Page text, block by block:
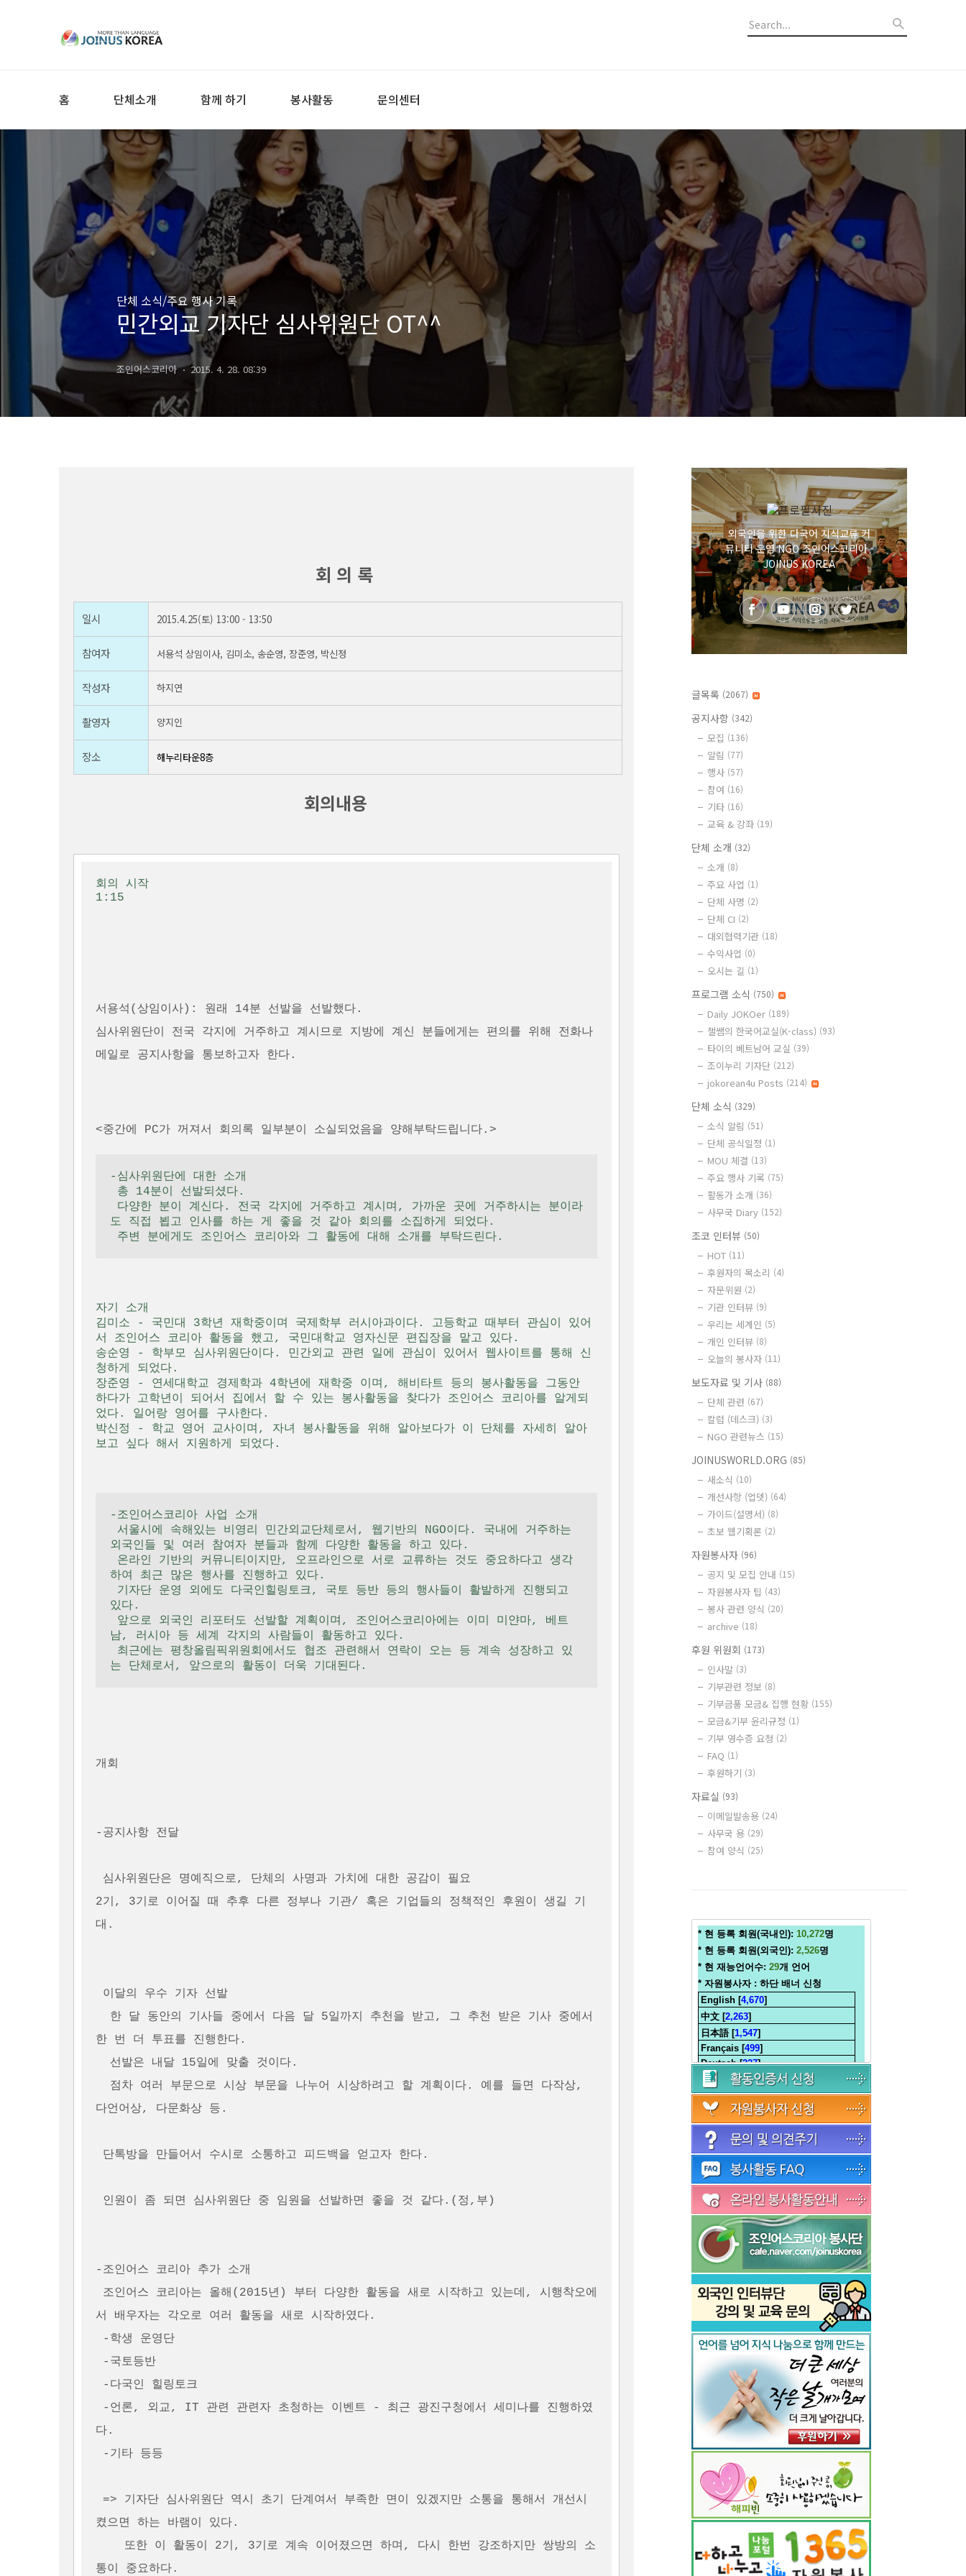
홈 단체소개 함께 하기 봉사활동 문의센터
단체 소식/주요 행사 기록
민간외교 기자단 심사위원단 OT^^
조인어스코리아 2015. 4. 28. 08:39
회 의 록
일시 2015.4.25(토) 13:00 - 13:50
참여자 서용석 상임이사, 김미소, 송순영, 장준영, 박신정
작성자 하지연
촬영자 양지인
장소 해누리타운8층
회의내용
회의 시작
서용석(상임이사): 원래 14분 선발을 선발했다.
심사위원단이 전국 각지에 거주하고 계시므로 지방에 계신 분들에게는 편의를 위해 전화나
<중간에 PC가 꺼져서 회의록 일부분이 소실되었음을 양해부탁드립니다.>
-심사위원단에 대한 소개
도 직접 뵙고 인사를 하는 게 좋을 것 같아 회의를 소집하게 되었다.
자기 소개
김미소 - 국민대 3학년 재학중이며 국제학부 러시아과이다. 고등학교 때부터 관심이 있어
서 조인어스 코리아 활동을 했고, 국민대학교 영자신문 편집장을 맡고 있다.
송순영 - 학부모 심사위원단이다. 민간외교 관련 일에 관심이 있어서 웹사이트를 통해 신
청하게 되었다.
장준영 - 연세대학교 경제학과 4학년에 재학중 이며, 해비타트 등의 봉사활동을 그동안
하다가 고학년이 되어서 집에서 할 수 있는 봉사활동을 찾다가 조인어스 코리아를 알게되
었다. 일어랑 영어를 구사한다.
박신정 - 학교 영어 교사이며, 자녀 봉사활동을 위해 알아보다가 이 단체를 자세히 알아
-조인어스코리아 사업 소개
외국인들 및 여러 참여자 분들과 함께 다양한 활동을 하고 있다.
하여 최근 많은 행사를 진행하고 있다.
있다.
남, 러시아 등 세계 각지의 사람들이 활동하고 있다.
개회
-공지사항 전달
심사위원단은 명예직으로, 단체의 사명과 가치에 대한 공감이 필요
2기, 3기로 이어질 때 추후 다른 정부나 기관/ 혹은 기업들의 정책적인 후원이 생길 기
대.
한 번 더 투표를 진행한다.
다언어상, 다문화상 등.
-조인어스 코리아 추가 소개
서 배우자는 각오로 여러 활동을 새로 시작하였다.
다.
켰으면 하는 바램이 있다.
통이 중요하다.
외국인을 위한 다국어 지식교류 커
뮤니티 운영 NGO 조인어스코리아 -
JOINUS KOREA
글목록 (2067)
공지사항 (342)
모집 (136)
알림 (77)
행사 (57)
참여 (16)
기타 (16)
교육 & 강좌 (19)
단체 소개 (32)
소개 (8)
주요 사업 (1)
단체 사명 (2)
단체 CI (2)
대외협력기관 (18)
수익사업 (0)
오시는 길 (1)
프로그램 소식 (750)
Daily JOKOer (189)
챌쌤의 한국어교실(K-class) (93)
타이의 베트남어 교실 (39)
조이누리 기자단 (212)
jokorean4u Posts (214)
단체 소식 (329)
소식 알림 (51)
단체 공식일정 (1)
MOU 체결 (13)
주요 행사 기록 (75)
활동가 소개 (36)
사무국 Diary (152)
조코 인터뷰 (50)
HOT (11)
후원자의 목소리 (4)
자문위원 (2)
기관 인터뷰 (9)
우리는 세계인 (5)
개인 인터뷰 (8)
오늘의 봉사자 (11)
보도자료 및 기사 (88)
단체 관련 (67)
칼럼 (데스크) (3)
NGO 관련뉴스 (15)
JOINUSWORLD.ORG (85)
새소식 (10)
개선사항 (업뎃) (64)
가이드(설명서) (8)
초보 웹기획론 (2)
자원봉사자 (96)
공지 및 모집 안내 (15)
자원봉사자 팁 (43)
봉사 관련 양식 (20)
archive (18)
후원 위원회 (173)
인사말 (3)
기부관련 정보 (8)
기부금품 모금& 집행 현황 (155)
모금&기부 윤리규정 (1)
기부 영수증 요청 (2)
FAQ (1)
후원하기 (3)
자료실 (93)
이메일발송용 (24)
사무국 용 (29)
참여 양식 (25)